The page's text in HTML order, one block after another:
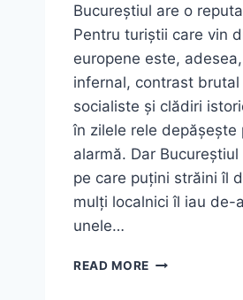
Bucureștiul are o
Pentru turiștii care vin
europene este,
infernal, contrast
socialiste și clădiri
în zilele rele depășește
alarmă. Dar
pe care puțini străini îl
mulți localnici îl iau de-
unele…
READ MORE TOP